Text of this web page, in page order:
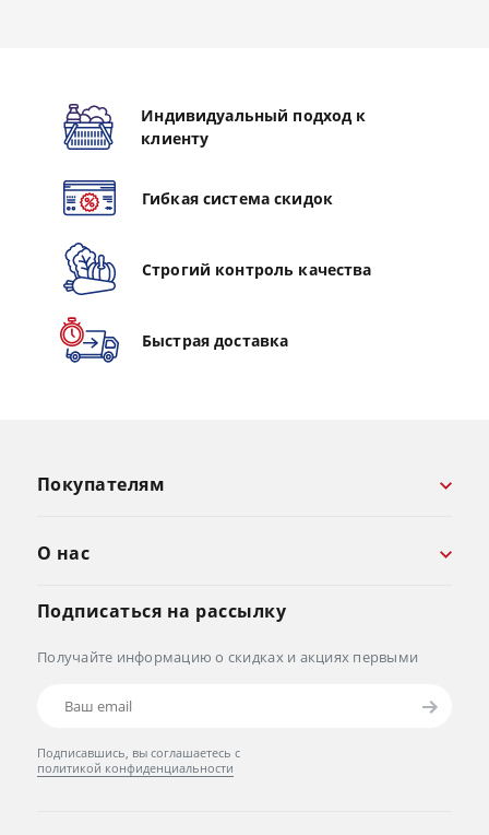
Индивидуальный подход к
клиенту
Гибкая система скидок
Строгий контроль качества
Быстрая доставка
Покупателям
О нас
Подписаться на рассылку
Получайте информацию о скидках и акциях первыми
Подписавшись, вы соглашаетесь с
политикой конфиденциальности